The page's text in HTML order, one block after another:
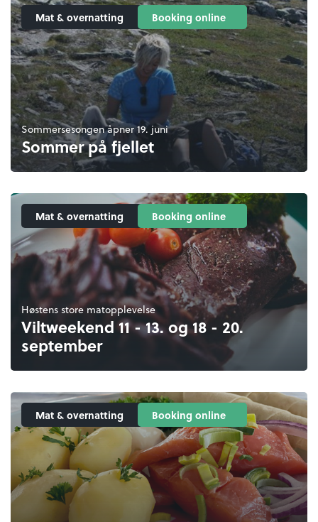
Mat & overnatting Booking online
Sommersesongen åpner 19. juni
Sommer på fjellet
Mat & overnatting Booking online
Høstens store matopplevelse
Viltweekend 11 - 13. og 18 - 20.
september
Mat & overnatting Booking online